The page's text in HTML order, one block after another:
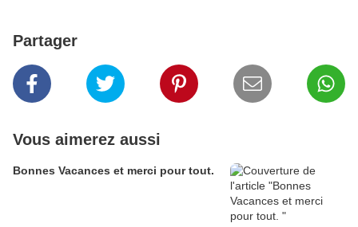
Partager
Vous aimerez aussi
Bonnes Vacances et merci pour tout.